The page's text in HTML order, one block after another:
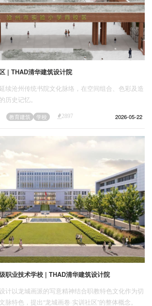
| THAD清华建筑设计院
续沧州传统书院文化脉络，在空间组合、色彩及造
历史记忆。
教育建筑 学校 2897 2026-05-22
职业技术学校 | THAD清华建筑设计院
计以龙城画派的写意精神结合职教特色文化作为切
脉特色，提出“龙城画卷·实训社区”的整体概念。